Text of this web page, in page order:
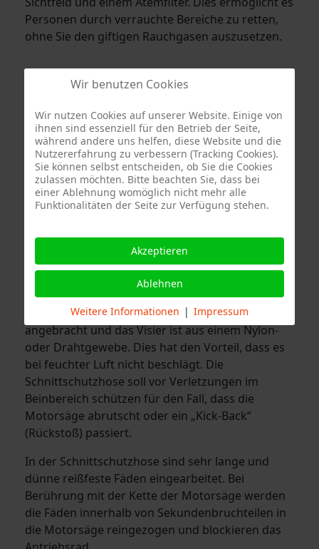
Personen durch verrauchte Bereiche zu retten,
ohne Sie den giftigen Rauchgasen auszusetzen.
Bei Einsätzen, wo die
Motorsäge benötigt
wird, schützen sich die
Feuerwehrkräfte mit
dem Forsthelm und
Am Forsthelm ist im
Vergleich zum
Feuerwehrhelm ein
Gehörschutz
angebracht und das Visier ist aus einem Nylon-
oder Drahtgewebe. Dies hat den Vorteil, dass es
bei feuchter Luft nicht beschlägt. Die
Schnittschutzhose soll vor Verletzungen im
Beinbereich schützen für den Fall, dass die
Motorsäge abrutscht oder ein „Kick-Back“
(Rückstoß) passiert.
In der Schnittschutzhose sind sehr lange und
dünne reißfeste Fäden eingearbeitet. Bei
Berührung mit der Kette der Motorsäge werden
die Fäden innerhalb von Sekundenbruchteilen in
die Motorsäge reingezogen und blockieren das
Wir benutzen Cookies
Wir nutzen Cookies auf unserer Website. Einige von
ihnen sind essenziell für den Betrieb der Seite,
während andere uns helfen, diese Website und die
Nutzererfahrung zu verbessern (Tracking Cookies).
Sie können selbst entscheiden, ob Sie die Cookies
zulassen möchten. Bitte beachten Sie, dass bei
einer Ablehnung womöglich nicht mehr alle
Funktionalitäten der Seite zur Verfügung stehen.
Akzeptieren
Ablehnen
Weitere Informationen | Impressum